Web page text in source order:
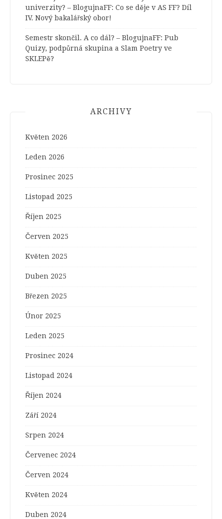
univerzity? – BlogujnaFF: Co se děje v AS FF? Díl
IV. Nový bakalářský obor!
Semestr skončil. A co dál? – BlogujnaFF: Pub
Quizy, podpůrná skupina a Slam Poetry ve
SKLEPě?
ARCHIVY
Květen 2026
Leden 2026
Prosinec 2025
Listopad 2025
Říjen 2025
Červen 2025
Květen 2025
Duben 2025
Březen 2025
Únor 2025
Leden 2025
Prosinec 2024
Listopad 2024
Říjen 2024
Září 2024
Srpen 2024
Červenec 2024
Červen 2024
Květen 2024
Duben 2024